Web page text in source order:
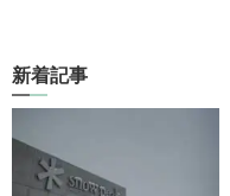
新着記事